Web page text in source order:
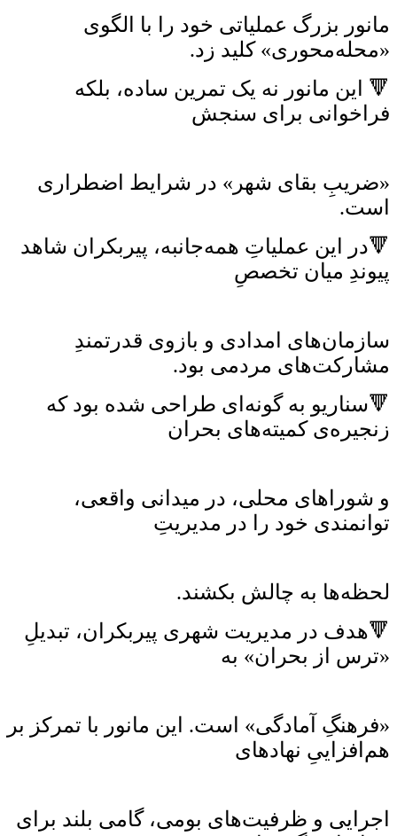
مانور بزرگ عملیاتی خود را با الگوی
«محله‌محوری» کلید زد.
🔻 این مانور نه یک تمرین ساده، بلکه
فراخوانی برای سنجش
«ضریبِ بقای شهر» در شرایط اضطراری
است.
🔻در این عملیاتِ همه‌جانبه، پیربکران شاهد
پیوندِ میان تخصصِ
سازمان‌های امدادی و بازوی قدرتمندِ
مشارکت‌های مردمی بود.
🔻سناریو به گونه‌ای طراحی شده بود که
زنجیره‌ی کمیته‌های بحران
و شوراهای محلی، در میدانی واقعی،
توانمندی خود را در مدیریتِ
لحظه‌ها به چالش بکشند.
🔻هدف در مدیریت شهری پیربکران، تبدیلِ
«ترس از بحران» به
«فرهنگِ آمادگی» است. این مانور با تمرکز بر
هم‌افزاییِ نهادهای
اجرایی و ظرفیت‌های بومی، گامی بلند برای